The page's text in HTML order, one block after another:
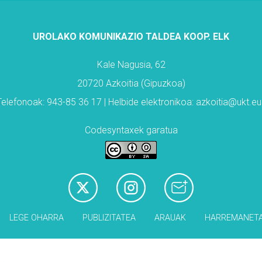
UROLAKO KOMUNIKAZIO TALDEA KOOP. ELK
Kale Nagusia, 62
20720 Azkoitia (Gipuzkoa)
943-85 36 17 | Helbide elektronikoa:
Codesyntaxek garatua
LEGE OHARRA PUBLIZITATEA ARAUAK